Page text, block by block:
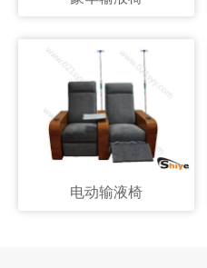
电动输液椅